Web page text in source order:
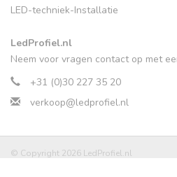
LED-techniek-Installatie
LedProfiel.nl
Neem voor vragen contact op met
+31 (0)30 227 35 20
verkoop@ledprofiel.nl
© Copyright 2026 LedProfiel.nl